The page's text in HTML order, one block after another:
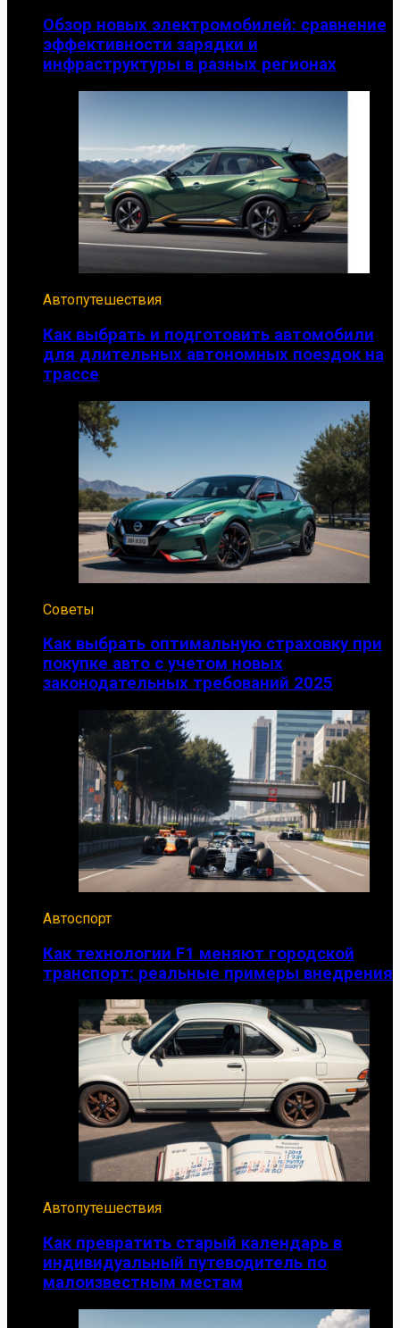
Обзор новых электромобилей: сравнение
эффективности зарядки и
инфраструктуры в разных регионах
Автопутешествия
Как выбрать и подготовить автомобили
для длительных автономных поездок на
трассе
Советы
Как выбрать оптимальную страховку при
покупке авто с учетом новых
законодательных требований 2025
Автоспорт
Как технологии F1 меняют городской
транспорт: реальные примеры внедрения
Автопутешествия
Как превратить старый календарь в
индивидуальный путеводитель по
малоизвестным местам